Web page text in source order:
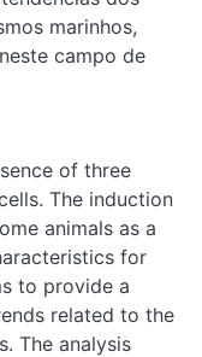
of three complete
of this state
The present
on research
organisms.
indexed to the
from 1984 to 2021.
R-data reading
with the use of the
performed using